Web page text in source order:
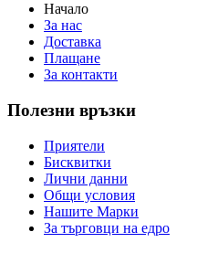
Начало
За нас
Доставка
Плащане
За контакти
Полезни връзки
Приятели
Бисквитки
Лични данни
Общи условия
Нашите Марки
За търговци на едро